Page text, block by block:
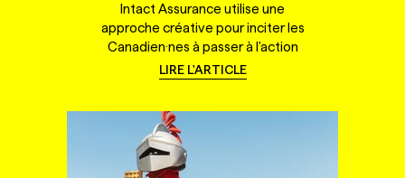
Intact Assurance utilise une
approche créative pour inciter les
Canadien·nes à passer à l'action
LIRE L'ARTICLE